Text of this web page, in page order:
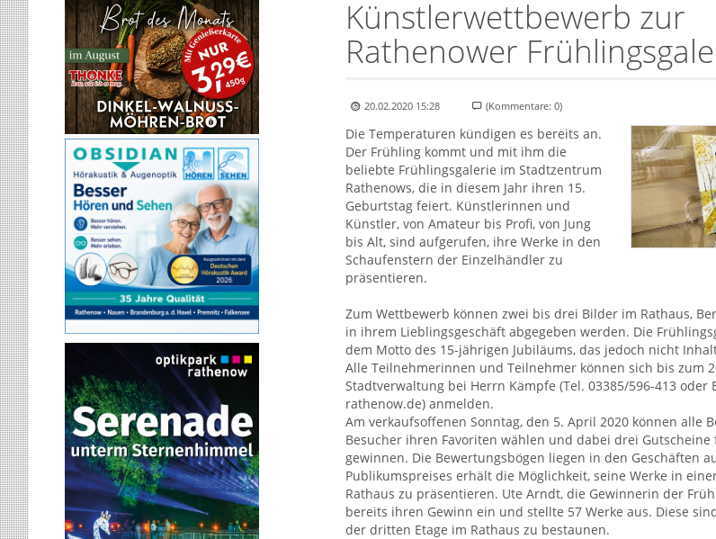
Künstlerwettbewerb zur
Rathenower
20.02.2020 15:28 (Kommentare: 0)
Die Temperaturen kündigen es bereits an.
Der Frühling kommt und mit ihm die
beliebte Frühlingsgalerie im Stadtzentrum
Rathenows, die in diesem Jahr ihren 15.
Geburtstag feiert. Künstlerinnen und
Künstler, von Amateur bis Profi, von Jung
bis Alt, sind aufgerufen, ihre Werke in den
Schaufenstern der Einzelhändler zu
präsentieren.
Zum Wettbewerb können zwei bis drei Bilder im Rathaus,
in ihrem Lieblingsgeschäft abgegeben werden. Die
dem Motto des 15-jährigen Jubiläums, das jedoch nicht
Alle Teilnehmerinnen und Teilnehmer können sich bis zum
Stadtverwaltung bei Herrn Kämpfe (Tel. 03385/596-413 oder
rathenow.de) anmelden.
Am verkaufsoffenen Sonntag, den 5. April 2020 können alle
Besucher ihren Favoriten wählen und dabei drei
gewinnen. Die Bewertungsbögen liegen in den Geschäften
Publikumspreises erhält die Möglichkeit, seine Werke in
Rathaus zu präsentieren. Ute Arndt, die Gewinnerin der
bereits ihren Gewinn ein und stellte 57 Werke aus. Diese
der dritten Etage im Rathaus zu bestaunen.